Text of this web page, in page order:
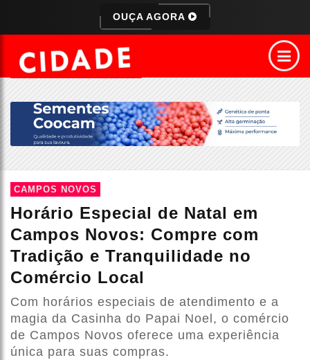
OUÇA AGORA
CAMPOS NOVOS
Horário Especial de Natal em
Campos Novos: Compre com
Tradição e Tranquilidade no
Comércio Local
Com horários especiais de atendimento e a
magia da Casinha do Papai Noel, o comércio
de Campos Novos oferece uma experiência
única para suas compras.